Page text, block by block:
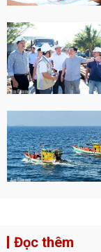
Đọc thêm